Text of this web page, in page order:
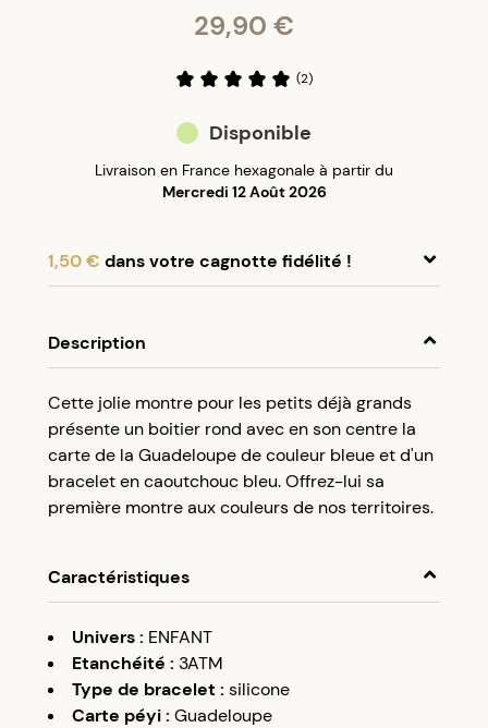
29,90 €
(2)
Disponible
Livraison en France hexagonale à partir du
Mercredi 12 Août 2026
1,50 € dans votre cagnotte fidélité !
compte client et cumulez 5% de vos achats dans
votre cagnotte fidélité sans minimum d’achat.
Utilisez votre cagnotte de fidélité dès votre
prochaine commande à partir de 50€ d’achats.
Description
Cette jolie montre pour les petits déjà grands
présente un boitier rond avec en son centre la
carte de la Guadeloupe de couleur bleue et d'un
bracelet en caoutchouc bleu. Offrez-lui sa
première montre aux couleurs de nos territoires.
Caractéristiques
Univers: ENFANT
Etanchéité : 3ATM
Type de bracelet : silicone
Carte péyi: Guadeloupe